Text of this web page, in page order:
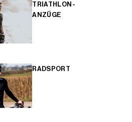
TRIATHLON-
ANZÜGE
RADSPORT